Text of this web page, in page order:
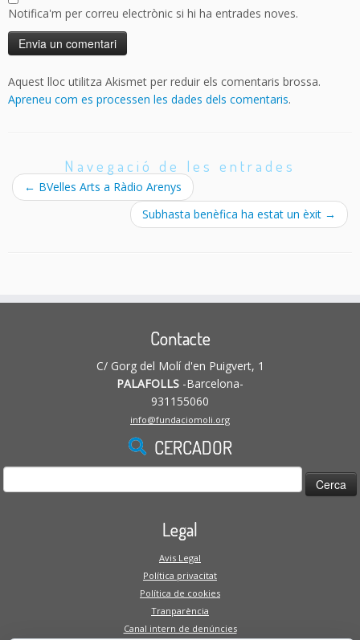
Notifica'm per correu electrònic si hi ha entrades noves.
Aquest lloc utilitza Akismet per reduir els comentaris brossa.
Apreneu com es processen les dades dels comentaris.
Navegació de les entrades
← BVelles Arts a Ràdio Arenys
Subhasta benèfica ha estat un èxit →
Contacte
C/ Gorg del Molí d'en Puigvert, 1
PALAFOLLS -Barcelona-
931155060
info@fundaciomoli.org
CERCADOR
Cerca:
Legal
Avis Legal
Política privacitat
Política de cookies
Tranparència
Canal intern de denúncies